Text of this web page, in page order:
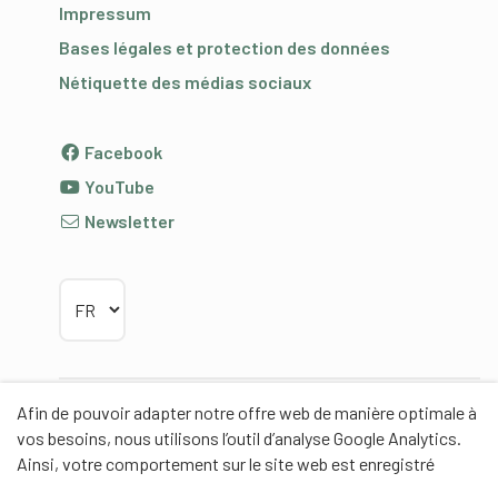
Afin de pouvoir adapter notre offre web de manière optimale à
vos besoins, nous utilisons l’outil d’analyse Google Analytics.
Ainsi, votre comportement sur le site web est enregistré
Impressum
Bases légales et protection des données
Nétiquette des médias sociaux
Facebook
YouTube
Newsletter
Partenaires